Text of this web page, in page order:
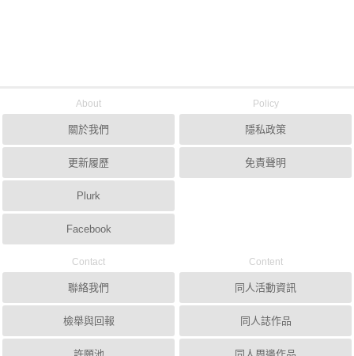
About
關於我們
更新履歷
Plurk
Facebook
Policy
隱私政策
免責聲明
Contact
聯絡我們
檢舉與回報
Content
同人活動資訊
同人誌作品